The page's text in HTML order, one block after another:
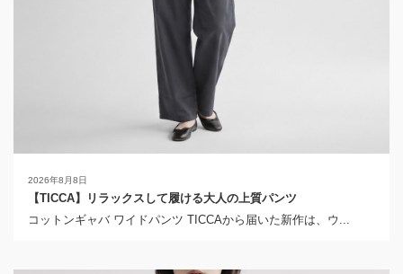
2026年8月8日
【TICCA】リラックスして履ける大人の上質パンツ
コットンギャバ ワイドパンツ TICCAから届いた新作は、ウ...